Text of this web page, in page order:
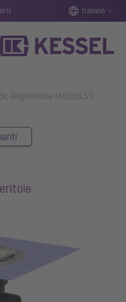
Italiano
Grigliferitoie (48383.51)